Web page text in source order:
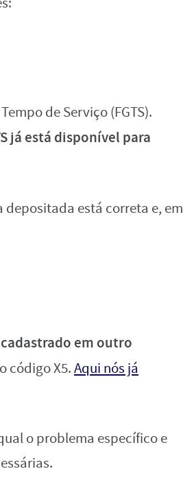
de Serviço (FGTS).
já está disponível para
depositada está correta e, em
cadastrado em outro
código X5.Aqui nós já
o problema específico e